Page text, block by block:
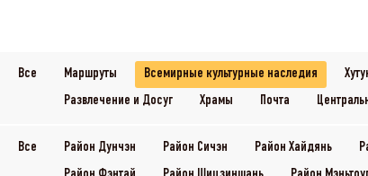
Все Маршруты Всемирные культурные наследия
Развлечение и Досуг
Храмы Почта
Все Район Дунчэн Район Сичэн Район Хайдянь